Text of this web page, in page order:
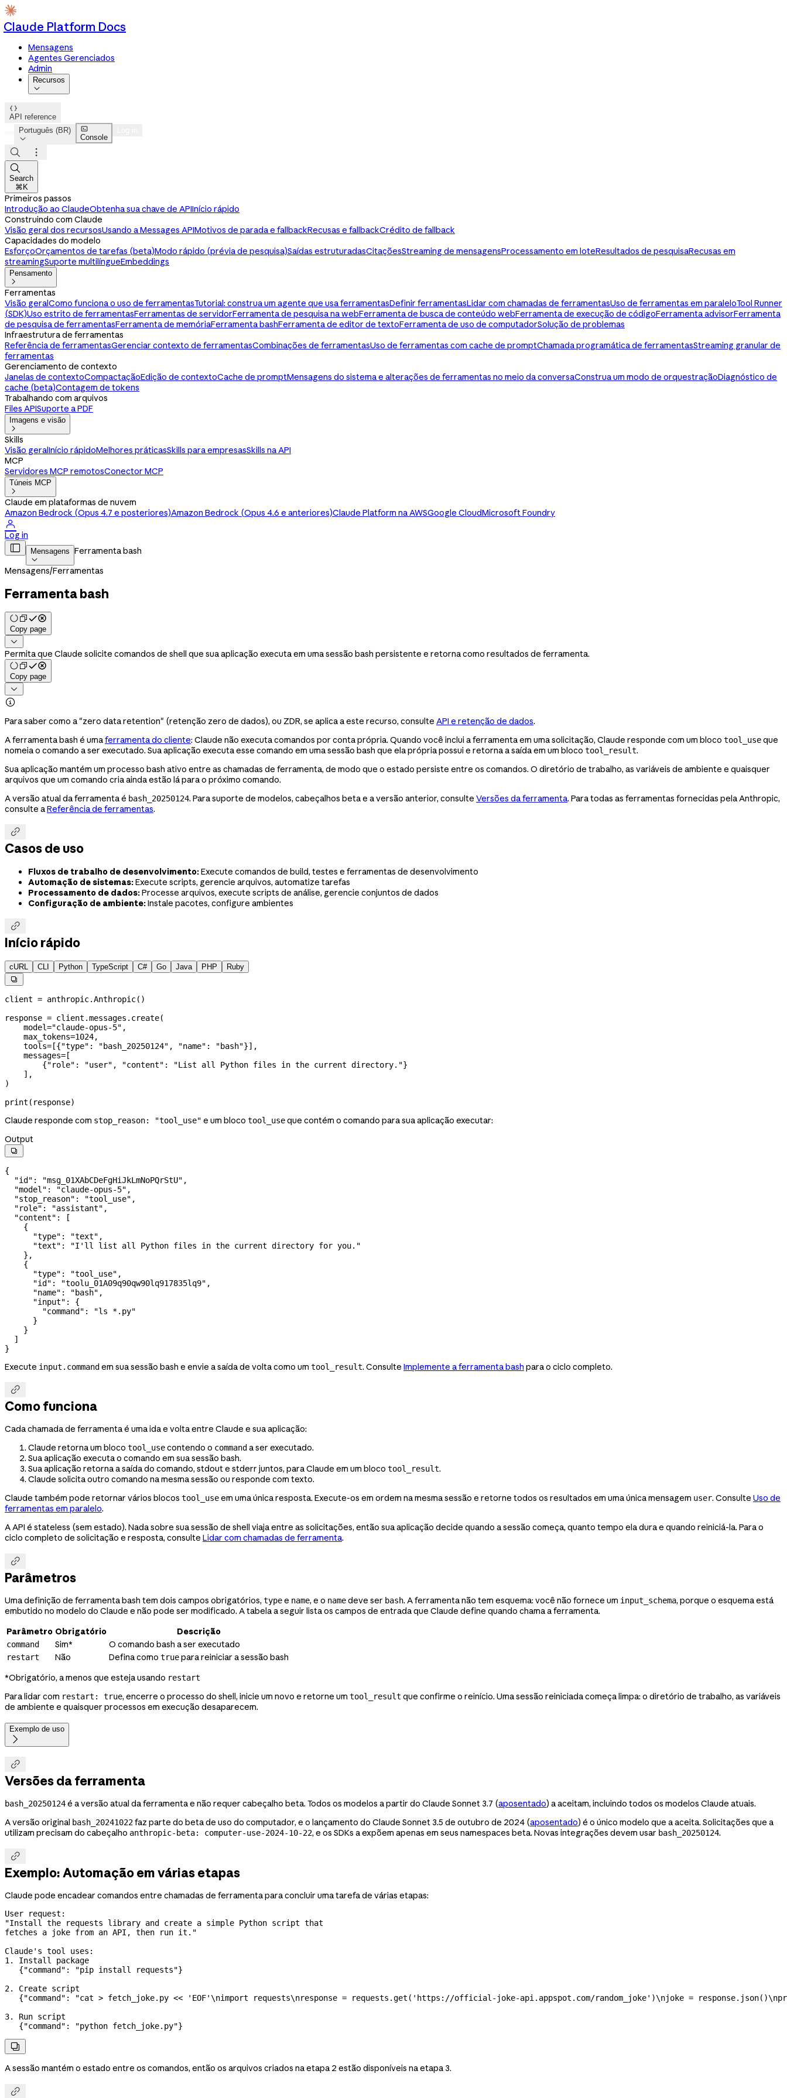
Claude Platform Docs
Mensagens
Agentes Gerenciados
Admin
Recursos


API reference
Português (BR)


Console



Search
⌘K
Primeiros passos
Introdução ao ClaudeObtenha sua chave de APIInício rápido
Construindo com Claude
Visão geral dos recursosUsando a Messages APIMotivos de parada e fallbackRecusas e fallbackCrédito de fallback
Capacidades do modelo
EsforçoOrçamentos de tarefas (beta)Modo rápido (prévia de pesquisa)Saídas estruturadasCitaçõesStreaming de mensagensProcessamento em loteResultados de pesquisaRecusas em
streamingSuporte multilíngueEmbeddings
Pensamento

Ferramentas
Visão geralComo funciona o uso de ferramentasTutorial: construa um agente que usa ferramentasDefinir ferramentasLidar com chamadas de ferramentasUso de ferramentas em paraleloTool Runner
(SDK)Uso estrito de ferramentasFerramentas de servidorFerramenta de pesquisa na webFerramenta de busca de conteúdo webFerramenta de execução de códigoFerramenta advisorFerramenta
de pesquisa de ferramentasFerramenta de memóriaFerramenta bashFerramenta de editor de textoFerramenta de uso de computadorSolução de problemas
Infraestrutura de ferramentas
Referência de ferramentasGerenciar contexto de ferramentasCombinações de ferramentasUso de ferramentas com cache de promptChamada programática de ferramentasStreaming granular de
ferramentas
Gerenciamento de contexto
Janelas de contextoCompactaçãoEdição de contextoCache de promptMensagens do sistema e alterações de ferramentas no meio da conversaConstrua um modo de orquestraçãoDiagnóstico de
cache (beta)Contagem de tokens
Trabalhando com arquivos
Files APISuporte a PDF
Imagens e visão

Skills
Visão geralInício rápidoMelhores práticasSkills para empresasSkills na API
MCP
Servidores MCP remotosConector MCP
Túneis MCP

Claude em plataformas de nuvem
Amazon Bedrock (Opus 4.7 e posteriores)Amazon Bedrock (Opus 4.6 e anteriores)Claude Platform na AWSGoogle CloudMicrosoft Foundry

Log in
 Mensagens

Ferramenta bash
Mensagens/Ferramentas
Ferramenta bash
Copy page

Permita que Claude solicite comandos de shell que sua aplicação executa em uma sessão bash persistente e retorna como resultados de ferramenta.
Copy page


Para saber como a "zero data retention" (retenção zero de dados), ou ZDR, se aplica a este recurso, consulte API e retenção de dados.
A ferramenta bash é umaferramenta do cliente: Claude não executa comandos por conta própria. Quando você inclui a ferramenta em uma solicitação, Claude responde com um bloco tool_useque
nomeia o comando a ser executado. Sua aplicação executa esse comando em uma sessão bash que ela própria possui e retorna a saída em um bloco tool_result.
Sua aplicação mantém um processo bash ativo entre as chamadas de ferramenta, de modo que o estado persiste entre os comandos. O diretório de trabalho, as variáveis de ambiente e quaisquer
arquivos que um comando cria ainda estão lá para o próximo comando.
A versão atual da ferramenta é bash_20250124. Para suporte de modelos, cabeçalhos beta e a versão anterior, consulte Versões da ferramenta. Para todas as ferramentas fornecidas pela Anthropic,
consulte aReferência de ferramentas.

Casos de uso
Fluxos de trabalho de desenvolvimento:Execute comandos de build, testes e ferramentas de desenvolvimento
Automação de sistemas:Execute scripts, gerencie arquivos, automatize tarefas
Processamento de dados:Processe arquivos, execute scripts de análise, gerencie conjuntos de dados
Configuração de ambiente:Instale pacotes, configure ambientes

Início rápido
cURL CLI Python TypeScript C# Go Java PHP Ruby

client = anthropic.Anthropic()
response = client.messages.create(
    model
="claude-opus-5" ,
    max_tokens
=1024,
    tools
=[{"type" : "bash_20250124" , "name" : "bash"}],
    messages
=[
        {
"role" : "user" , "content" : "List all Python files in the current directory."}
    ],
)
print (response)
Claude responde com stop_reason: "tool_use" e um bloco tool_useque contém o comando para sua aplicação executar:
Output

{
  "id"
: "msg_01XAbCDeFgHiJkLmNoPQrStU" ,
  "model"
: "claude-opus-5" ,
  "stop_reason"
: "tool_use" ,
  "role"
: "assistant" ,
  "content"
: [
    {
      "type"
: "text" ,
      "text"
:
"I'll list all Python files in the current directory for you."
    },
    {
      "type"
: "tool_use" ,
      "id"
: "toolu_01A09q90qw90lq917835lq9" ,
      "name"
: "bash" ,
      "input"
: {
        "command"
:
"ls *.py"
      }
    }
  ]
}
Execute input.commandem sua sessão bash e envie a saída de volta como um tool_result. Consulte Implemente a ferramenta bash para o ciclo completo.

Como funciona
Cada chamada de ferramenta é uma ida e volta entre Claude e sua aplicação:
Claude retorna um bloco tool_usecontendo o command a ser executado.
Sua aplicação executa o comando em sua sessão bash.
Sua aplicação retorna a saída do comando, stdout e stderr juntos, para Claude em um bloco tool_result.
Claude solicita outro comando na mesma sessão ou responde com texto.
Claude também pode retornar vários blocos tool_useem uma única resposta. Execute-os em ordem na mesma sessão e retorne todos os resultados em uma única mensagem user. Consulte Uso de
ferramentas em paralelo.
A API é stateless (sem estado). Nada sobre sua sessão de shell viaja entre as solicitações, então sua aplicação decide quando a sessão começa, quanto tempo ela dura e quando reiniciá-la. Para o
ciclo completo de solicitação e resposta, consulte Lidar com chamadas de ferramenta.

Parâmetros
Uma definição de ferramenta bash tem dois campos obrigatórios, typee name, e o namedeve ser bash. A ferramenta não tem esquema: você não fornece um input_schema, porque o esquema está
embutido no modelo do Claude e não pode ser modificado. A tabela a seguir lista os campos de entrada que Claude define quando chama a ferramenta.
Parâmetro Obrigatório Descrição
command Sim* O comando bash a ser executado
restart Não Defina como truepara reiniciar a sessão bash
*Obrigatório, a menos que esteja usando restart
Para lidar com restart: true, encerre o processo do shell, inicie um novo e retorne um tool_result que confirme o reinício. Uma sessão reiniciada começa limpa: o diretório de trabalho, as variáveis
de ambiente e quaisquer processos em execução desaparecem.
Exemplo de uso


Versões da ferramenta
bash_20250124é a versão atual da ferramenta e não requer cabeçalho beta. Todos os modelos a partir do Claude Sonnet 3.7 (aposentado) a aceitam, incluindo todos os modelos Claude atuais.
A versão original bash_20241022faz parte do beta de uso do computador, e o lançamento do Claude Sonnet 3.5 de outubro de 2024 (aposentado) é o único modelo que a aceita. Solicitações que a
utilizam precisam do cabeçalho anthropic-beta: computer-use-2024-10-22, e os SDKs a expõem apenas em seus namespaces beta. Novas integrações devem usar bash_20250124.

Exemplo: Automação em várias etapas
Claude pode encadear comandos entre chamadas de ferramenta para concluir uma tarefa de várias etapas:
User request:
"Install the requests library and create a simple Python script that
fetches a joke from an API, then run it."
Claude's tool uses:
1. Install package
   {"command": "pip install requests"}
2. Create script
{"command": "cat > fetch_joke.py << 'EOF'\nimport requests\nresponse = requests.get('https://official-joke-api.appspot.com/random_joke')\njoke =
3. Run script
   {"command": "python fetch_joke.py"}

A sessão mantém o estado entre os comandos, então os arquivos criados na etapa 2 estão disponíveis na etapa 3.
